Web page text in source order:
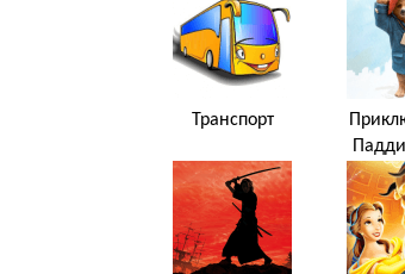
Транспорт